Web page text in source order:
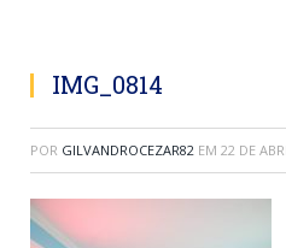
IMG_0814
POR GILVANDROCEZAR82 EM 22 DE